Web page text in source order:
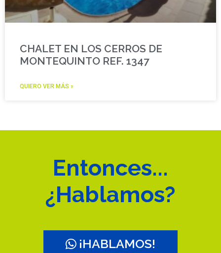
CHALET EN LOS CERROS DE
MONTEQUINTO REF. 1347
QUIERO VER MÁS »
Entonces...
¿Hablamos?
¡HABLAMOS!